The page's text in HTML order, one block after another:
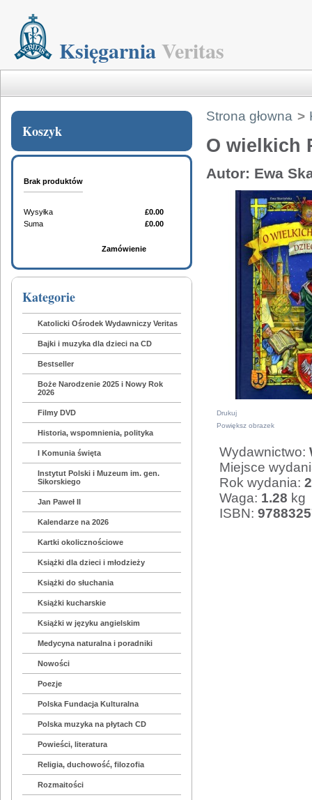
KsięgarniaVeritas
Koszyk
Brak produktów
Wysyłka
£0.00
Suma
£0.00
Zamówienie
Kategorie
Katolicki Ośrodek Wydawniczy Veritas
Bajki i muzyka dla dzieci na CD
Bestseller
Boże Narodzenie 2025 i Nowy Rok
2026
Filmy DVD
Historia, wspomnienia, polityka
I Komunia święta
Instytut Polski i Muzeum im. gen.
Sikorskiego
Jan Paweł II
Kalendarze na 2026
Kartki okolicznościowe
Książki dla dzieci i młodzieży
Książki do słuchania
Książki kucharskie
Książki w języku angielskim
Medycyna naturalna i poradniki
Nowości
Poezje
Polska Fundacja Kulturalna
Polska muzyka na płytach CD
Powieści, literatura
Religia, duchowość, filozofia
Rozmaitości
Strona głowna >
O wielkich
Autor: Ewa
Drukuj
Powiększ obrazek
Wydawnictwo:
Miejsce
Rok wydania:
Waga: 1.28 kg
ISBN: